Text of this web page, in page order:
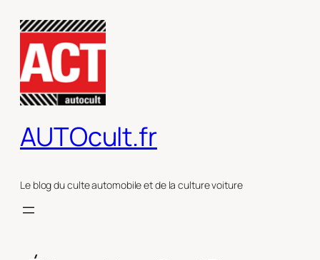
contenu
AUTOcult.fr
Le blog du culte automobile et de la culture voiture